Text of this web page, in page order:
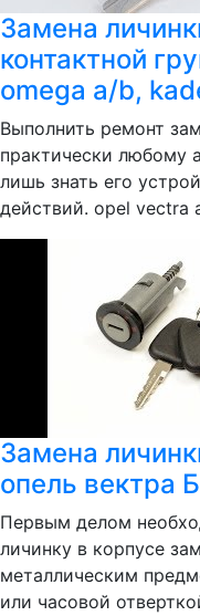
Замена
контактной
omega a/b,
Выполнить ремонт
практически любому
лишь знать его
действий. opel vectra
Замена
опель вектра Б
Первым делом
личинку в корпусе
металлическим
или часовой